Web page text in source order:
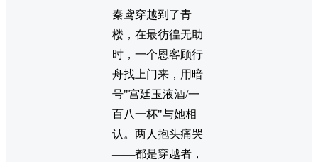
秦鸢穿越到了青
楼，在最彷徨无助
时，一个恩客顾行
舟找上门来，用暗
号"宫廷玉液酒/一
百八一杯"与她相
认。两人抱头痛哭
——都是穿越者，